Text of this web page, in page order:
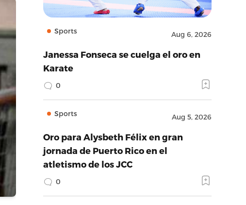
Sports Aug 6, 2026
Janessa Fonseca se cuelga el oro en
Karate
0
Sports Aug 5, 2026
Oro para Alysbeth Félix en gran
jornada de Puerto Rico en el
atletismo de los JCC
0